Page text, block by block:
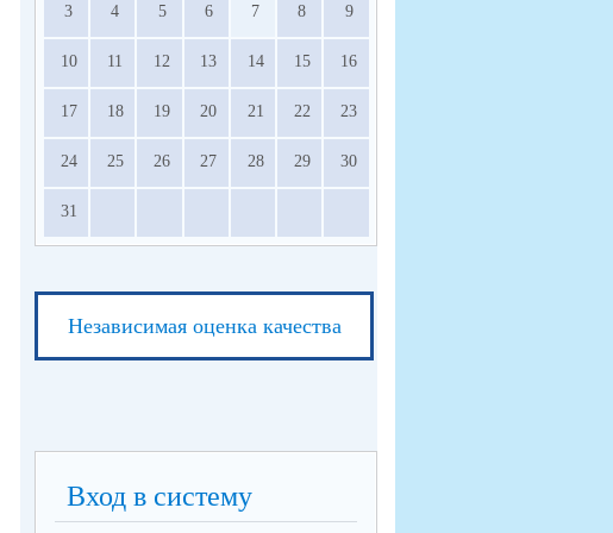
3 4 5 6 7 8 9
10 11 12 13 14 15 16
17 18 19 20 21 22 23
24 25 26 27 28 29 30
31
Независимая оценка качества
Вход в систему